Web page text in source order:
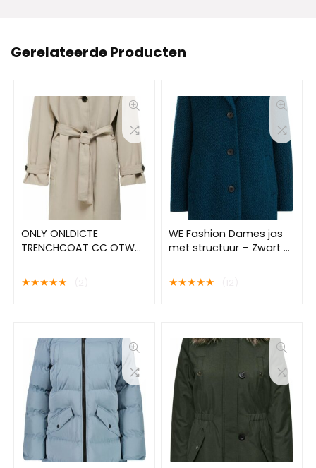
Gerelateerde Producten
ONLY ONLDICTE
TRENCHCOAT CC OTW
★★★★★
WE Fashion Dames jas
met structuur – Zwart –
★★★★★